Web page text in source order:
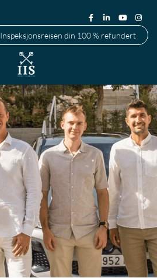
Inspeksjonsreisen din 100 % refundert